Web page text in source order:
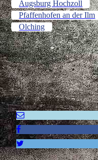
Augsburg Hochzoll
Pfaffenhofen an der Ilm
Olching